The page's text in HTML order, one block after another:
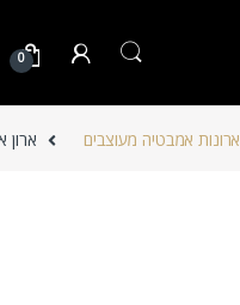
0
ארונות אמבטיה מעוצבים ארון